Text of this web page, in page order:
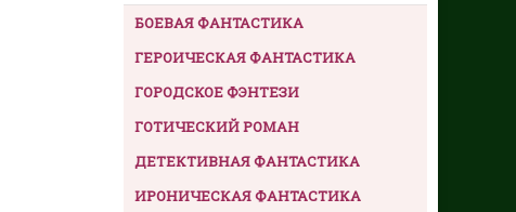
БОЕВАЯ ФАНТАСТИКА
ГЕРОИЧЕСКАЯ ФАНТАСТИКА
ГОРОДСКОЕ ФЭНТЕЗИ
ГОТИЧЕСКИЙ РОМАН
ДЕТЕКТИВНАЯ ФАНТАСТИКА
ИРОНИЧЕСКАЯ ФАНТАСТИКА